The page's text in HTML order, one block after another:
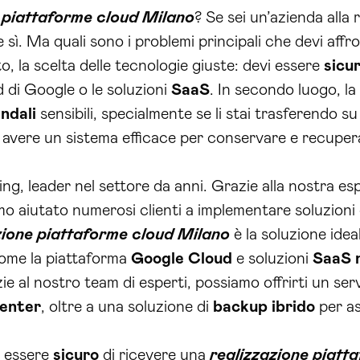
cloud Milano? Se sei un’azienda
Ma quali sono i problemi principali che devi
la scelta delle tecnologie giuste: devi essere
di Google o le soluzioni SaaS. In secondo luogo, la
sensibili, specialmente se li stai trasferendo
avere un sistema efficace per conservare e
leader nel settore da anni. Grazie alla nostra
aiutato numerosi clienti a implementare
piattaforme cloud Milano è la soluzione
la piattaforma Google Cloud e soluzioni SaaS
al nostro team di esperti, possiamo offrirti un
, oltre a una soluzione di backup ibrido per
sicuro di ricevere unarealizzazione